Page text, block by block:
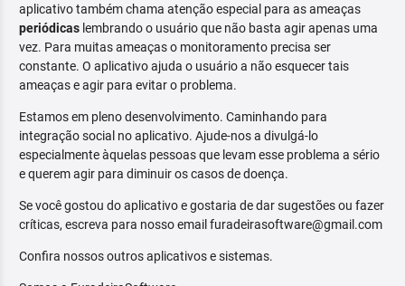
aplicativo também chama atenção especial para as ameaças
periódicas lembrando o usuário que não basta agir apenas uma
vez. Para muitas ameaças o monitoramento precisa ser
constante. O aplicativo ajuda o usuário a não esquecer tais
ameaças e agir para evitar o problema.
Estamos em pleno desenvolvimento. Caminhando para
integração social no aplicativo. Ajude-nos a divulgá-lo
especialmente àquelas pessoas que levam esse problema a sério
e querem agir para diminuir os casos de doença.
Se você gostou do aplicativo e gostaria de dar sugestões ou fazer
críticas, escreva para nosso email furadeirasoftware@gmail.com
Confira nossos outros aplicativos e sistemas.